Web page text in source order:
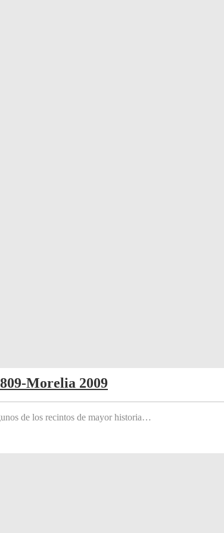
Morelia 2009
de los recintos de mayor historia…